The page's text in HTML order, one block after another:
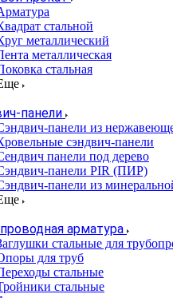
стальной
металлический
металлическая
стальная
панели
панели из
сэндвич-панели
панели под дерево
панели PIR (ПИР)
панели из
арматура
стальные для
для труб
стальные
стальные